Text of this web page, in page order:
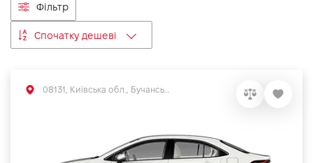
Фільтр
Спочатку дешеві
VIDI Кар'єра